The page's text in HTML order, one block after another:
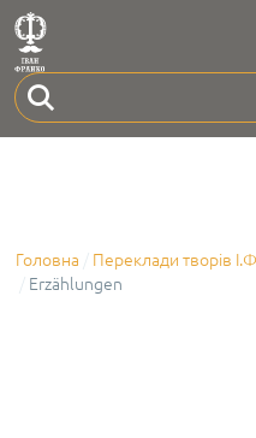
Головна
Переклади творів
Erzӓhlungen